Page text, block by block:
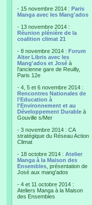
- 15 novembre 2014 : Paris
Manga avec les Mang'ados
- 13 novembre 2014 :
Réunion plénière de la
coalition climat 21
- 8 novembre 2014 : Forum
Alter Libris avec les
Mang'ados et José à
l'ancienne gare de Reuilly,
Paris 12e
- 4, 5 et 6 novembre 2014 :
Rencontres Nationales de
l'Education à
l'Environnement et au
Développement Durable à
Gouville s/Mer
- 3 novembre 2014 : CA
stratégique du Réseau Action
Climat
- 18 octobre 2014 : Atelier
Manga à la Maison des
Ensembles , présentation de
José aux mang'ados
- 4 et 11 octobre 2014 :
Ateliers Manga à la Maison
des Ensembles